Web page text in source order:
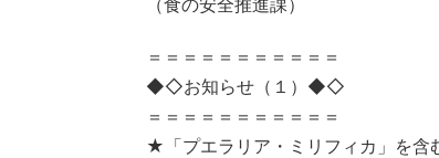
（食の安全推進課）
＝＝＝＝＝＝＝＝＝＝＝
◆◇お知らせ（１）◆◇
＝＝＝＝＝＝＝＝＝＝＝
★「プエラリア・ミリフィカ」を